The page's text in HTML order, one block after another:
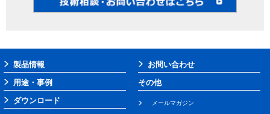
製品情報
用途・事例
ダウンロード
お問い合わせ
その他
メールマガジン